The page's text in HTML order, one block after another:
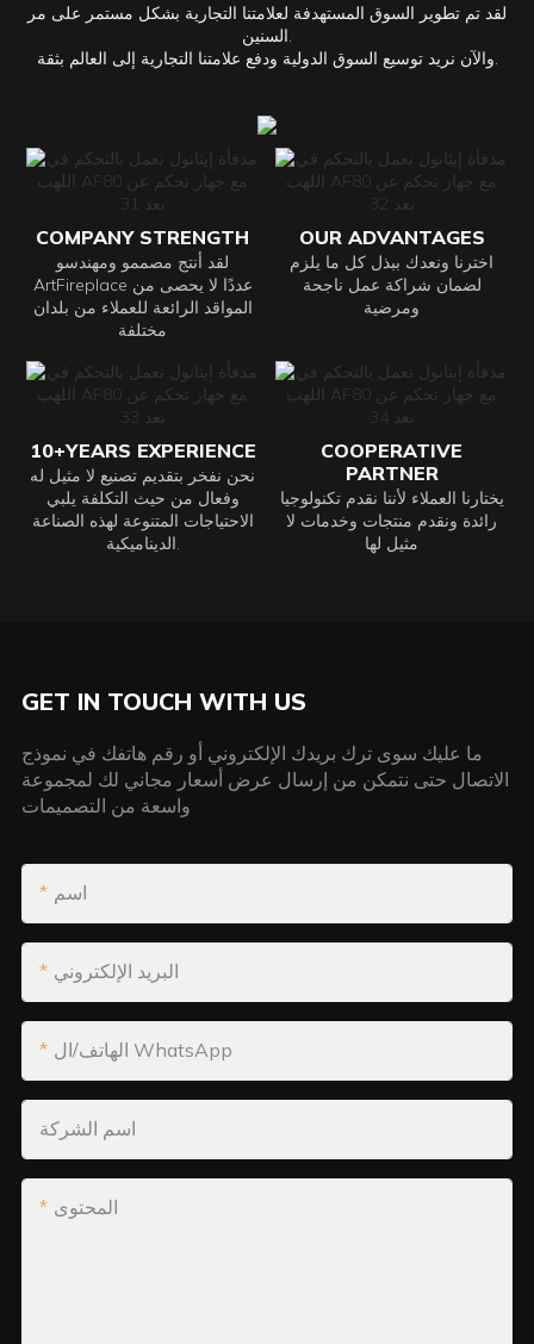
لقد تم تطوير السوق المستهدفة لعلامتنا التجارية بشكل مستمر على مر
السنين.
والآن نريد توسيع السوق الدولية ودفع علامتنا التجارية إلى العالم بثقة.
COMPANY STRENGTH
لقد أنتج مصممو ومهندسو
ArtFireplace عددًا لا يحصى من
المواقد الرائعة للعملاء من بلدان
مختلفة
OUR ADVANTAGES
اخترنا ونعدك ببذل كل ما يلزم
لضمان شراكة عمل ناجحة
ومرضية
10+YEARS EXPERIENCE
نحن نفخر بتقديم تصنيع لا مثيل له
وفعال من حيث التكلفة يلبي
الاحتياجات المتنوعة لهذه الصناعة
الديناميكية.
COOPERATIVE
PARTNER
يختارنا العملاء لأننا نقدم تكنولوجيا
رائدة ونقدم منتجات وخدمات لا
مثيل لها
GET IN TOUCH WITH US
ما عليك سوى ترك بريدك الإلكتروني أو رقم هاتفك في نموذج
الاتصال حتى نتمكن من إرسال عرض أسعار مجاني لك لمجموعة
واسعة من التصميمات
اسم
البريد الإلكتروني
الهاتف/ال WhatsApp
اسم الشركة
المحتوى